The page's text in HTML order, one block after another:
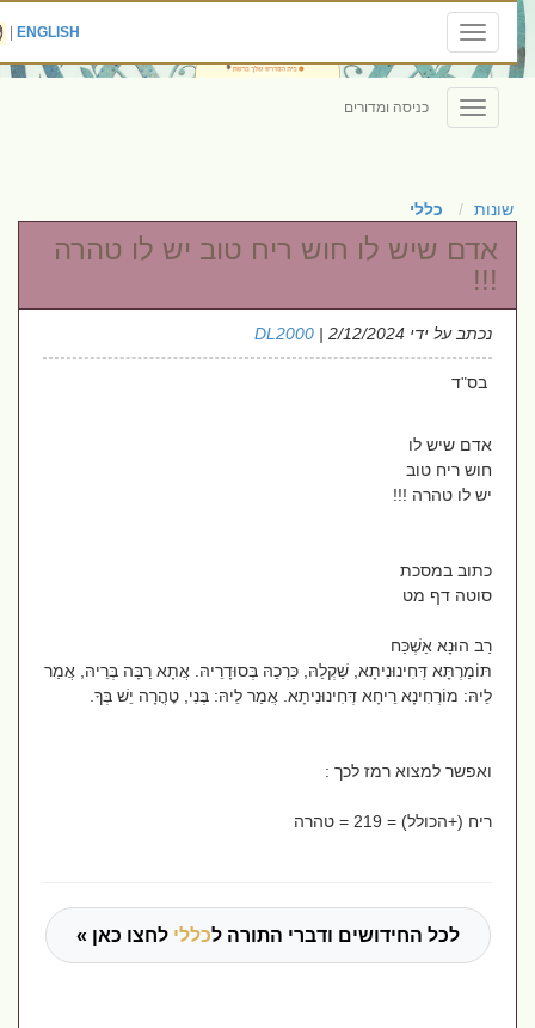
Toggle
navigation
ENGLISH
|
Toggle
navigation
כניסה ומדורים
שונות כללי
אדם שיש לו חוש ריח טוב יש לו טהרה
!!!
נכתב על ידי DL2000| 2/12/2024
בס"ד
אדם שיש לו
חוש ריח טוב
יש לו טהרה !!!
כתוב במסכת
סוטה דף מט
רַב הוּנָא אַשְׁכַּח
תּוֹמַרְתָּא דְּחִינוּנִיתָא, שַׁקְלַהּ, כַּרְכַהּ בְּסוּדָרֵיהּ. אֲתָא רַבָּה בְּרֵיהּ, אֲמַר
לֵיהּ: מוֹרְחִינָא רֵיחָא דְּחִינוּנִיתָא. אֲמַר לֵיהּ: בְּנִי, טׇהֳרָה יֵשׁ בְּךָ.
ואפשר למצוא רמז לכך :
ריח (+הכולל) = 219 = טהרה
לכל החידושים ודברי התורה לכללילחצו כאן »